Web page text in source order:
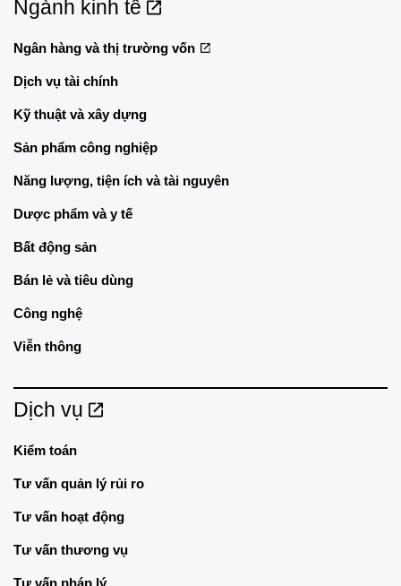
Ngành kinh tế
Ngân hàng và thị trường vốn
Dịch vụ tài chính
Kỹ thuật và xây dựng
Sản phẩm công nghiệp
Năng lượng, tiện ích và tài nguyên
Dược phẩm và y tế
Bất động sản
Bán lẻ và tiêu dùng
Công nghệ
Viễn thông
Dịch vụ
Kiểm toán
Tư vấn quản lý rủi ro
Tư vấn hoạt động
Tư vấn thương vụ
Tư vấn pháp lý